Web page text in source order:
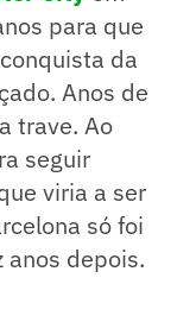
para que
da
Anos de
trave. Ao
seguir
viria a ser
só foi
anos depois.